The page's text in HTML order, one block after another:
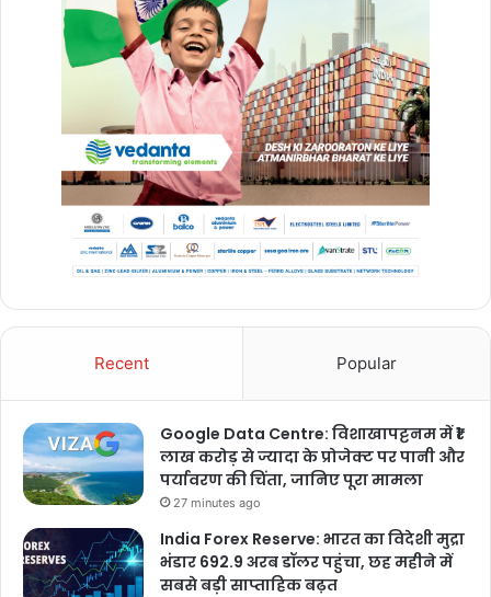
Recent Popular
Google Data Centre: विशाखापट्टनम में ₹1
लाख करोड़ से ज्यादा के प्रोजेक्ट पर पानी और
पर्यावरण की चिंता, जानिए पूरा मामला
27 minutes ago
India Forex Reserve: भारत का विदेशी मुद्रा
भंडार 692.9 अरब डॉलर पहुंचा, छह महीने में
सबसे बड़ी साप्ताहिक बढ़त